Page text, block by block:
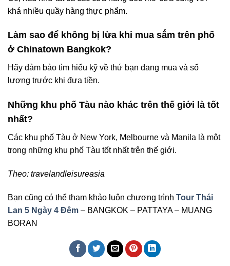
khá nhiều quầy hàng thực phẩm.
Làm sao để không bị lừa khi mua sắm trên phố
ở Chinatown Bangkok?
Hãy đảm bảo tìm hiểu kỹ về thứ bạn đang mua và số
lượng trước khi đưa tiền.
Những khu phố Tàu nào khác trên thế giới là tốt
nhất?
Các khu phố Tàu ở New York, Melbourne và Manila là một
trong những khu phố Tàu tốt nhất trên thế giới.
Theo: travelandleisureasia
Bạn cũng có thể tham khảo luôn chương trình Tour Thái
Lan 5 Ngày 4 Đêm – BANGKOK – PATTAYA – MUANG
BORAN